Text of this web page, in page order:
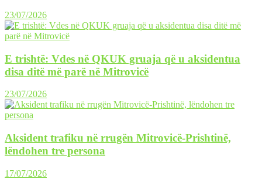
23/07/2026
E trishtë: Vdes në QKUK gruaja që u aksidentua
disa ditë më parë në Mitrovicë
23/07/2026
Aksident trafiku në rrugën Mitrovicë-Prishtinë,
lëndohen tre persona
17/07/2026